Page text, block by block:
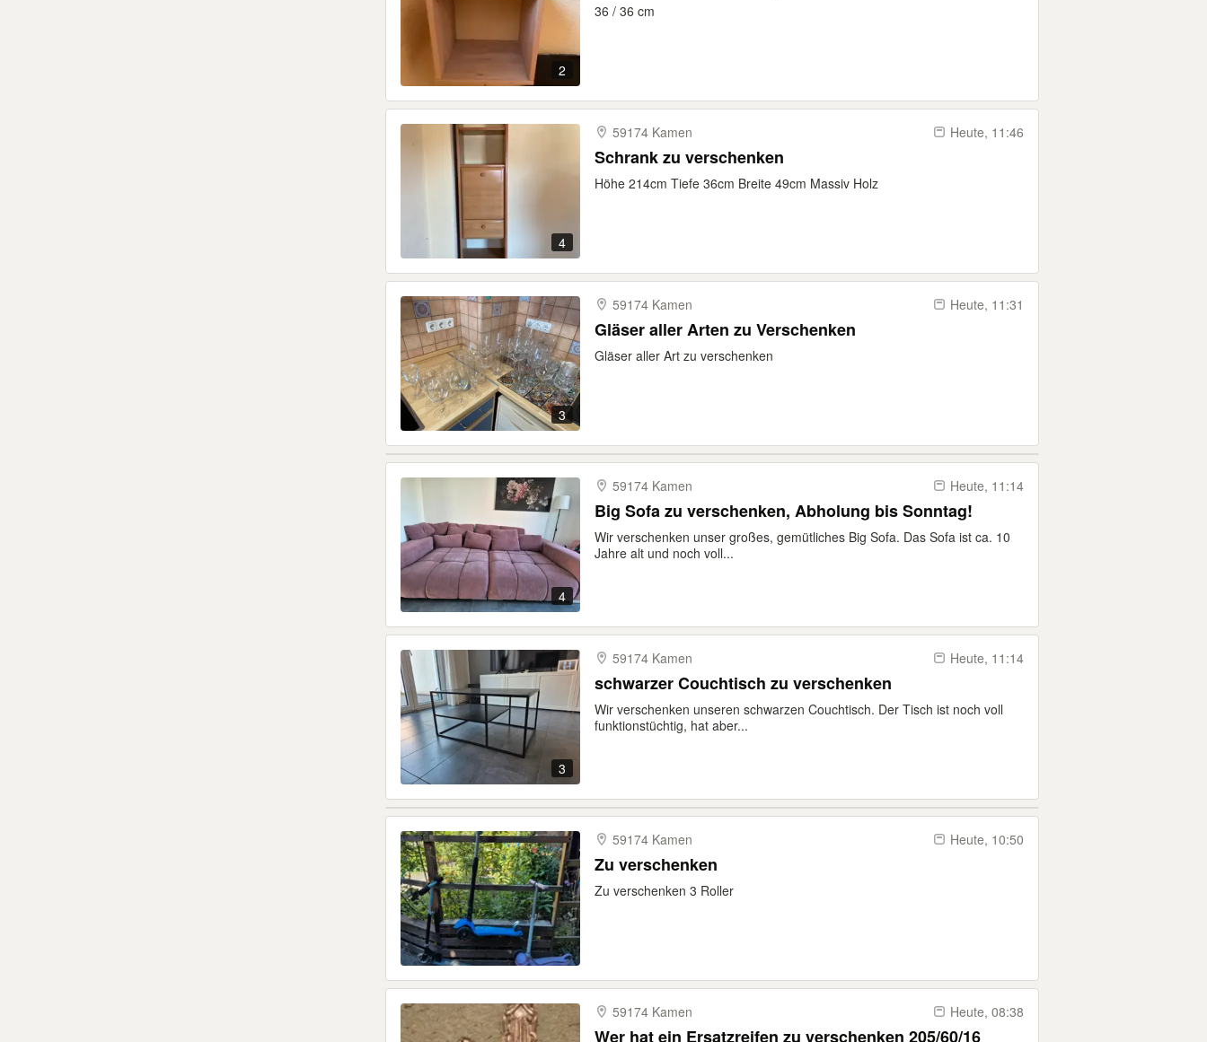
2
36 / 36 cm
4
59174 Kamen Heute, 11:46
Schrank zu verschenken
Höhe 214cm Tiefe 36cm Breite 49cm Massiv Holz
3
59174 Kamen Heute, 11:31
Gläser aller Arten zu Verschenken
Gläser aller Art zu verschenken
4
59174 Kamen Heute, 11:14
Big Sofa zu verschenken, Abholung bis Sonntag!
Wir verschenken unser großes, gemütliches Big Sofa. Das Sofa ist ca. 10
Jahre alt und noch voll...
3
59174 Kamen Heute, 11:14
schwarzer Couchtisch zu verschenken
Wir verschenken unseren schwarzen Couchtisch. Der Tisch ist noch voll
funktionstüchtig, hat aber...
59174 Kamen Heute, 10:50
Zu verschenken
Zu verschenken 3 Roller
59174 Kamen Heute, 08:38
Wer hat ein Ersatzreifen zu verschenken 205/60/16